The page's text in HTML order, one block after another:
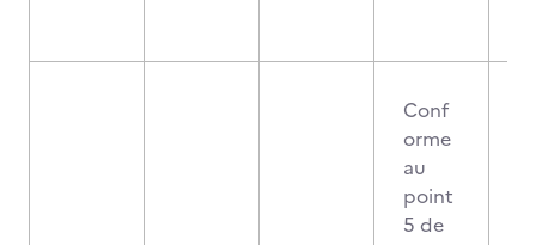
Conf
orme
au
point
5 de